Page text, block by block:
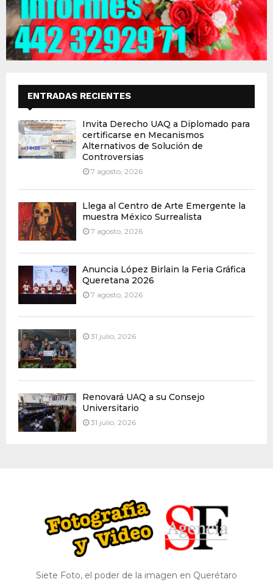
ENTRADAS RECIENTES
Invita Derecho UAQ a Diplomado para
certificarse en Mecanismos
Alternativos de Solución de
Controversias
7 agosto, 2026
Llega al Centro de Arte Emergente la
muestra México Surrealista
7 agosto, 2026
Anuncia López Birlain la Feria Gráfica
Queretana 2026
7 agosto, 2026
31 julio, 2026
Renovará UAQ a su Consejo
Universitario
31 julio, 2026
Siete Foto, el poder de la imagen en Querétaro